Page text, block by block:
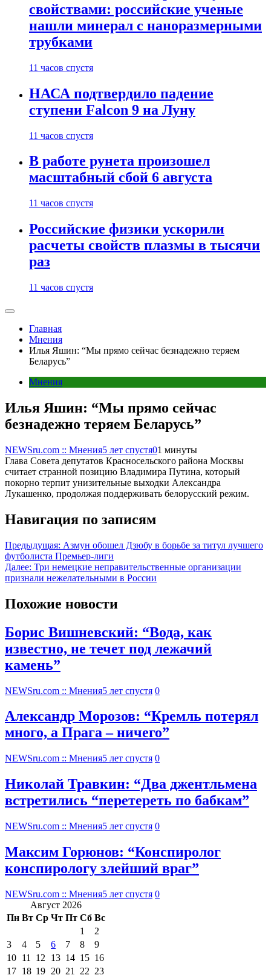
свойствами: российские ученые
нашли минерал с наноразмерными
трубками
11 часов спустя
НАСА подтвердило падение
ступени Falcon 9 на Луну
11 часов спустя
В работе рунета произошел
масштабный сбой 6 августа
11 часов спустя
Российские физики ускорили
расчеты свойств плазмы в тысячи
раз
11 часов спустя
Главная
Мнения
Илья Яшин: “Мы прямо сейчас безнадежно теряем
Беларусь”
Мнения
Илья Яшин: “Мы прямо сейчас
безнадежно теряем Беларусь”
NEWSru.com :: Мнения5 лет спустя01 минуты
Глава Совета депутатов Красносельского района Москвы
считает странной позицию Владимира Путина, который
покорно терпит унизительные выходки Александра
Лукашенко, продолжая поддерживать белорусский режим.
Навигация по записям
Предыдущая: Азмун обошел Дзюбу в борьбе за титул лучшего
футболиста Премьер-лиги
Далее: Три немецкие неправительственные организации
признали нежелательными в России
Похожие новости
Борис Вишневский: “Вода, как
известно, не течет под лежачий
камень”
NEWSru.com :: Мнения5 лет спустя 0
Александр Морозов: “Кремль потерял
много, а Прага – ничего”
NEWSru.com :: Мнения5 лет спустя 0
Николай Травкин: “Два джентльмена
встретились “перетереть по бабкам”
NEWSru.com :: Мнения5 лет спустя 0
Максим Горюнов: “Конспиролог
конспирологу злейший враг”
NEWSru.com :: Мнения5 лет спустя 0
Август 2026
Пн Вт Ср Чт Пт Сб Вс
1
2
3
4 5 6 7 8
9
10 11 12 13 14 15 16
17 18 19 20 21 22 23